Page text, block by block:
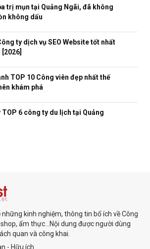
trị mụn tại Quảng Ngãi, đã không
không dấu
ty dịch vụ SEO Website tốt nhất
TOP 10 Công viên đẹp nhất thế
khám phá
TOP 6 công ty du lịch tại Quảng
những kinh nghiệm, thông tin bổ ích về Công
ẩm thực...Nội dung được người dùng
quan và công khai.
- Hữu ích